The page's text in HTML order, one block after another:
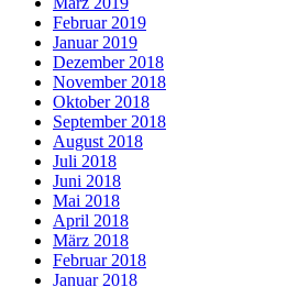
Februar 2019
Januar 2019
Dezember 2018
November 2018
Oktober 2018
September 2018
August 2018
Juli 2018
Juni 2018
Mai 2018
April 2018
März 2018
Februar 2018
Januar 2018